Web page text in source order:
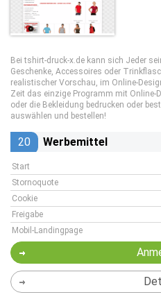
Bei tshirt-druck-x.de kann sich Jeder
Geschenke, Accessoires oder
realistischer Vorschau, im Online-
Zeit das einzige Programm mit Online-
oder die Bekleidung bedrucken oder
auswählen und bestellen!
20 Werbemittel
Start
Stornoquote
Cookie
Freigabe
Mobil-Landingpage